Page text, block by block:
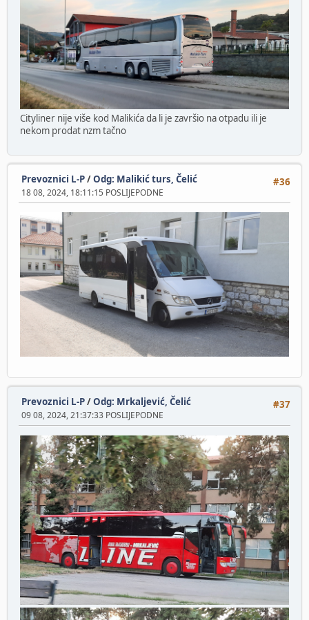
Cityliner nije više kod Malikića da li je završio na otpadu ili je
nekom prodat nzm tačno
#36
Prevoznici L-P/Odg: Malikić turs, Čelić
18 08, 2024, 18:11:15 POSLIJEPODNE
#37
Prevoznici L-P/Odg: Mrkaljević, Čelić
09 08, 2024, 21:37:33 POSLIJEPODNE